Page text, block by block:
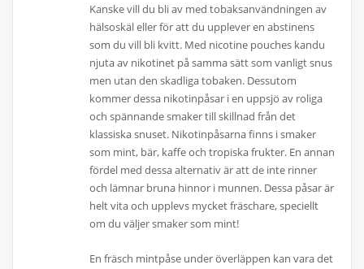
Kanske vill du bli av med tobaksanvändningen av
hälsoskäl eller för att du upplever en abstinens
som du vill bli kvitt. Med nicotine pouches kandu
njuta av nikotinet på samma sätt som vanligt snus
men utan den skadliga tobaken. Dessutom
kommer dessa nikotinpåsar i en uppsjö av roliga
och spännande smaker till skillnad från det
klassiska snuset. Nikotinpåsarna finns i smaker
som mint, bär, kaffe och tropiska frukter. En annan
fördel med dessa alternativ är att de inte rinner
och lämnar bruna hinnor i munnen. Dessa påsar är
helt vita och upplevs mycket fräschare, speciellt
om du väljer smaker som mint!
En fräsch mintpåse under överläppen kan vara det